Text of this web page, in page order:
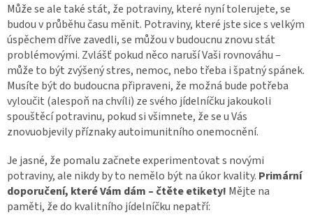
Může se ale také stát, že potraviny, které nyní tolerujete, se
budou v průběhu času měnit. Potraviny, které jste sice s velkým
úspěchem dříve zavedli, se můžou v budoucnu znovu stát
problémovými. Zvlášť pokud něco naruší Vaši rovnováhu –
může to být zvýšený stres, nemoc, nebo třeba i špatný spánek.
Musíte být do budoucna připraveni, že možná bude potřeba
vyloučit (alespoň na chvíli) ze svého jídelníčku jakoukoli
spouštěcí potravinu, pokud si všimnete, že se u Vás
znovuobjevily příznaky autoimunitního onemocnění.
Je jasné, že pomalu začnete experimentovat s novými
potraviny, ale nikdy by to nemělo být na úkor kvality. Primární
doporučení, které Vám dám – čtěte etikety! Mějte na
paměti, že do kvalitního jídelníčku nepatří: